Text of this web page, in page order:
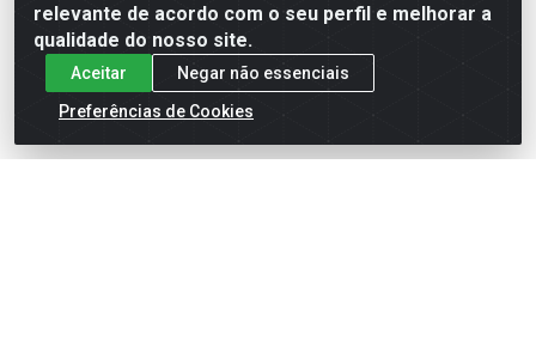
relevante de acordo com o seu perfil e melhorar a
qualidade do nosso site.
Aceitar
Negar não essenciais
Preferências de Cookies